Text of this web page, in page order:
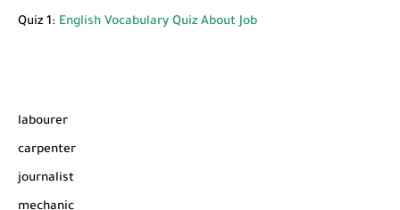
Quiz 1: English Vocabulary Quiz About Job
labourer
carpenter
journalist
mechanic